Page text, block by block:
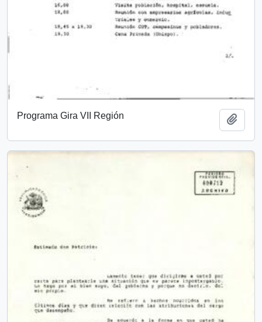
Programa Gira VII Región